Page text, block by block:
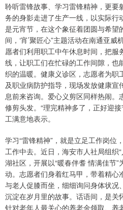
聆听雷锋故事、学习雷锋精神，更要
务的身影走进了生产一线，以实际行
是元宵节，在这个象征着团圆与希望
间，‘宵’聚匠心”主题活动在南通亚
愿者们利用职工中午休息时间，把服
线，让职工们在忙碌的工作间隙，也
织的温暖。健康义诊区，志愿者为职
及职业病防护指导，现场发放健康宣
息前来咨询。爱心义剪区同样热闹。
修剪头发。“理完精神多了，正好迎
工满意地表示。
学习“雷锋精神”，就是立足工作岗位
工作中去。近日，海安市人社局组织
湖社区，开展以“暖春伴耆 情满佳节
动。志愿者们身着红马甲，带着精心
与老人促膝而坐，细细询问身体状况
沉淀在岁月里的故事。话语间，是关
针对老年人最关心的养老金领取、养